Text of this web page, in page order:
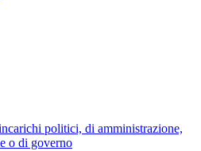
politici, di amministrazione,
o di governo